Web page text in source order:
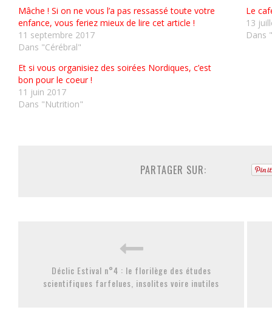
Mâche ! Si on ne vous l’a pas ressassé toute votre
enfance, vous feriez mieux de lire cet article !
11 septembre 2017
Dans "Cérébral"
Le
13
Dans
Et si vous organisiez des soirées Nordiques, c’est
bon pour le coeur !
11 juin 2017
Dans "Nutrition"
PARTAGER SUR:
Déclic Estival n°4 : le florilège des études
scientifiques farfelues, insolites voire inutiles